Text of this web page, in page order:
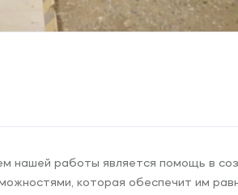
нашей работы является помощь в
которая обеспечит им